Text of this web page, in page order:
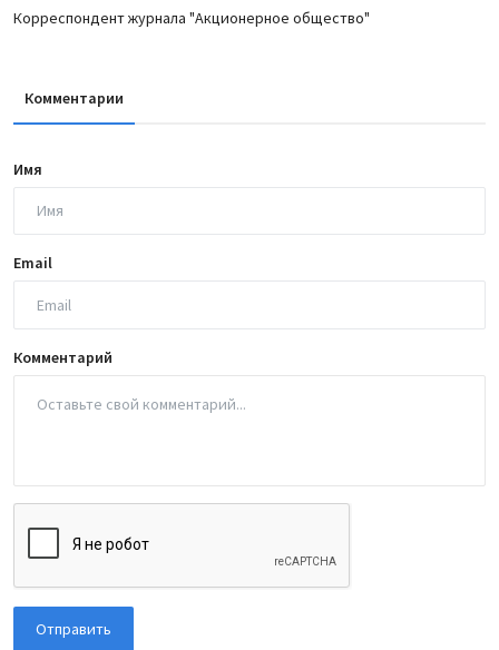
Корреспондент журнала "Акционерное общество"
Комментарии
Имя
Email
Комментарий
Отправить